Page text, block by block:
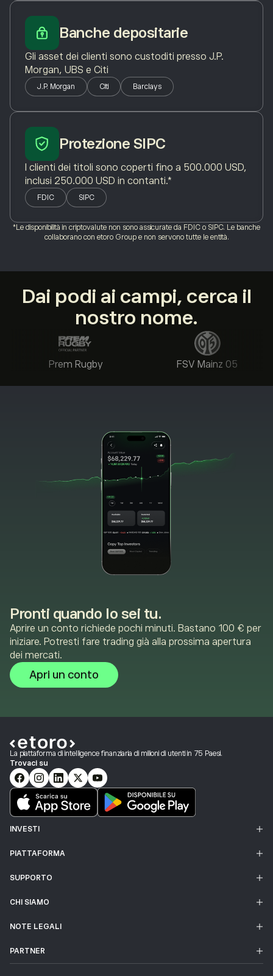
Banche depositarie
Gli asset dei clienti sono custoditi presso J.P.
Morgan, UBS e Citi
J.P. Morgan Citi Barclays
Protezione SIPC
I clienti dei titoli sono coperti fino a 500.000 USD,
inclusi 250.000 USD in contanti.*
FDIC SIPC
*Le disponibilità in criptovalute non sono assicurate da FDIC o SIPC. Le banche
collaborano con etoro Group e non servono tutte le entità.
Dai podi ai campi, cerca il
nostro nome.
Prem Rugby FSV Mainz 05
Pronti quando lo sei tu.
Aprire un conto richiede pochi minuti. Bastano 100 € per
iniziare. Potresti fare trading già alla prossima apertura
dei mercati.
Apri un conto
La piattaforma di intelligence finanziaria di milioni di utenti in 75 Paesi.
Trovaci su
INVESTI
PIATTAFORMA
SUPPORTO
CHI SIAMO
NOTE LEGALI
PARTNER